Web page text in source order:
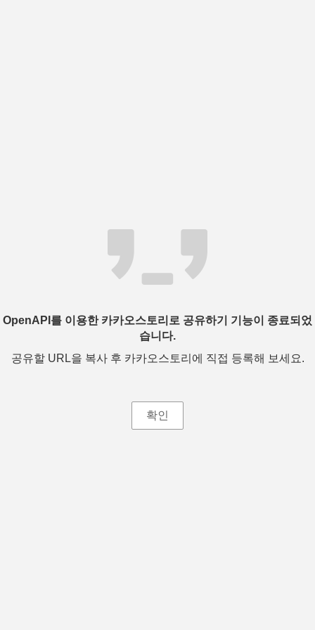
OpenAPI를 이용한 카카오스토리로 공유하기 기능이 종료되었
습니다.
공유할 URL을 복사 후 카카오스토리에 직접 등록해 보세요.
확인